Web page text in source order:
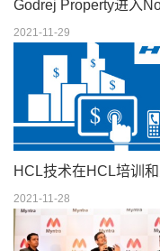
2021-11-29
2021-11-28